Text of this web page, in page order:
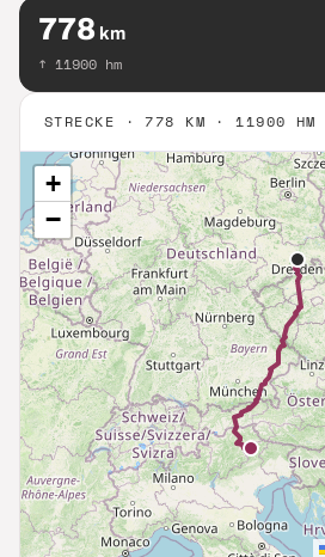
STRECKE ·778 KM · 11900 HM
+
−
778 km
↑ 11900 hm